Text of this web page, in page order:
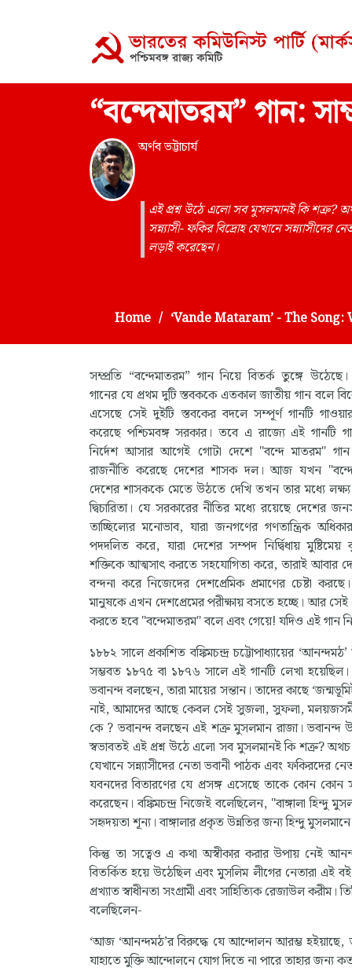
“বন্দেমাতরম” গান:
অর্ণব ভট্টাচার্য
এই প্রশ্ন উঠে এলো সব মুসলমানই কি শত্রু?
সন্ন্যাসী- ফকির বিদ্রোহ যেখানে
লড়াই করেছেন।
Home ‘Vande Mataram’ - The
সম্প্রতি “বন্দেমাতরম” গান নিয়ে বিতর্ক তুঙ্গে উঠেছে।
গানের যে প্রথম দুটি স্তবককে এতকাল জাতীয় গান বলে
এসেছে সেই দুইটি স্তবকের বদলে সম্পূর্ণ গানটি
করেছে পশ্চিমবঙ্গ সরকার। তবে এ রাজ্যে এই গানটি
নির্দেশ আসার আগেই গোটা দেশে "বন্দে মাতরম" গান
রাজনীতি করেছে দেশের শাসক দল। আজ যখন
দেশের শাসককে মেতে উঠতে দেখি তখন তার মধ্যে
দ্বিচারিতা। যে সরকারের নীতির মধ্যে রয়েছে দেশের
তাচ্ছিল্যের মনোভাব, যারা জনগণের গণতান্ত্রিক
পদদলিত করে, যারা দেশের সম্পদ নির্দ্বিধায়
শক্তিকে আত্মসাৎ করতে সহযোগিতা করে, তারাই আবার
বন্দনা করে নিজেদের দেশপ্রেমিক প্রমাণের চেষ্টা
মানুষকে এখন দেশপ্রেমের পরীক্ষায় বসতে হচ্ছে। আর সেই
করতে হবে "বন্দেমাতরম" বলে এবং গেয়ে! যদিও এই গান
১৮৮২ সালে প্রকাশিত বঙ্কিমচন্দ্র চট্টোপাধ্যায়ের
সম্ভবত ১৮৭৫ বা ১৮৭৬ সালে এই গানটি লেখা হয়েছিল।
ভবানন্দ বলছেন, তারা মায়ের সন্তান। তাদের কাছে
নাই, আমাদের আছে কেবল সেই সুজলা, সুফলা,
কে ? ভবানন্দ বলছেন এই শত্রু মুসলমান রাজা। ভবানন্দ
স্বভাবতই এই প্রশ্ন উঠে এলো সব মুসলমানই কি শত্রু? অথচ
যেখানে সন্ন্যাসীদের নেতা ভবানী পাঠক এবং ফকিরদের
যবনদের বিতারণের যে প্রসঙ্গ এসেছে তাকে কোন কোন
করেছেন। বঙ্কিমচন্দ্র নিজেই বলেছিলেন, "বাঙ্গালা
সহৃদয়তা শূন্য। বাঙ্গালার প্রকৃত উন্নতির জন্য হিন্দু
কিন্তু তা সত্বেও এ কথা অস্বীকার করার উপায় নেই
বিতর্কিত হয়ে উঠেছিল এবং মুসলিম লীগের নেতারা এই
প্রখ্যাত স্বাধীনতা সংগ্রামী এবং সাহিত্যিক রেজাউল
বলেছিলেন-
‘আজ ‘আনন্দমঠ’র বিরুদ্ধে যে আন্দোলন আরম্ভ হইয়াছে,
যাহাতে মুক্তি আন্দোলনে যোগ দিতে না পারে তাহার জন্য